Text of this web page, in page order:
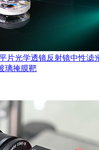
片光学透镜反射镜中性滤
璃掩膜靶